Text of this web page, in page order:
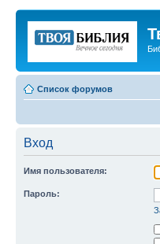
Список форумов
Вход
Имя пользователя:
Пароль: